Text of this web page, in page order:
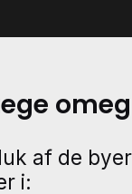
af de
i: